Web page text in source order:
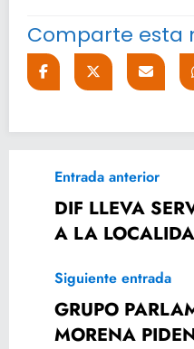
Comparte esta
Entrada anterior
DIF LLEVA SERVICIOS DE SALUD
A LA
Siguiente entrada
GRUPO
MORENA PIDEN A AMLO AGILICE